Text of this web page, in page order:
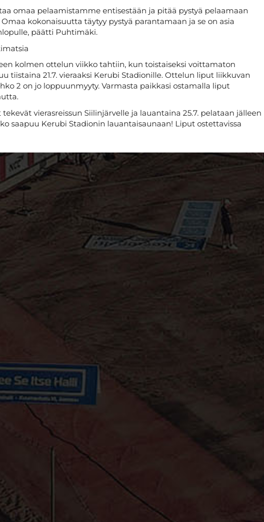
omaa pelaamistamme entisestään ja pitää pystyä pelaamaan
kokonaisuutta täytyy pystyä parantamaan ja se on asia
päätti Puhtimäki.
kolmen ottelun viikko tahtiin, kun toistaiseksi voittamaton
tiistaina 21.7. vieraaksi Kerubi Stadionille. Ottelun liput liikkuvan
2 on jo loppuunmyyty. Varmasta paikkasi ostamalla liput
tekevät vierasreissun Siilinjärvelle ja lauantaina 25.7. pelataan jälleen
saapuu Kerubi Stadionin lauantaisaunaan! Liput ostettavissa